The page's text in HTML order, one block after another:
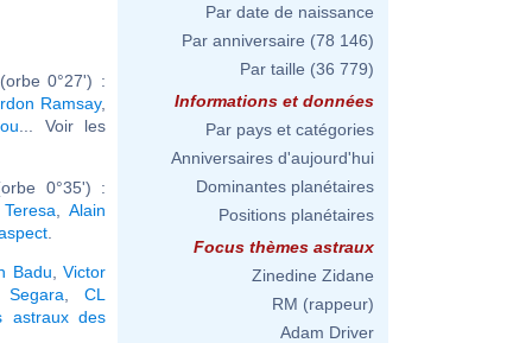
0°27') :
Ramsay,
... Voir les
0°35') :
,Alain
Badu ,Victor
CL
astraux des
Par date de naissance
Par anniversaire (78 146)
Par taille (36 779)
Informations et données
Par pays et catégories
Anniversaires d'aujourd'hui
Dominantes planétaires
Positions planétaires
Focus thèmes astraux
Zinedine Zidane
RM (rappeur)
Adam Driver